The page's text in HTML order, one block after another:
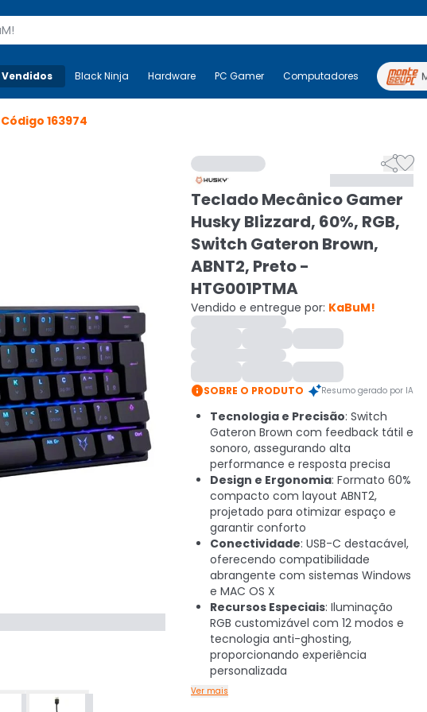
Mais-v- Black Ninja Hardware PC Gamer Computadores
Black Ninja Hardware PC Gamer Computadores Periféricos
Código 163974

Teclado Mecânico Gamer
Husky Blizzard, 60%, RGB,
Switch Gateron Brown,
ABNT2, Preto -
HTG001PTMA
Vendido e entregue por: KaBuM!
SOBRE O PRODUTO Resumo gerado por IA
Tecnologia e Precisão: Switch
Gateron Brown com feedback tátil e
sonoro, assegurando alta
performance e resposta precisa
Design e Ergonomia: Formato 60%
compacto com layout ABNT2,
projetado para otimizar espaço e
garantir conforto
Conectividade: USB-C destacável,
oferecendo compatibilidade
abrangente com sistemas Windows
e MAC OS X
Recursos Especiais: Iluminação
RGB customizável com 12 modos e
tecnologia anti-ghosting,
proporcionando experiência
personalizada
Ver mais